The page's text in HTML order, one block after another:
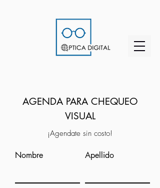
AGENDA PARA CHEQUEO
VISUAL
¡Agendate sin costo!
Nombre Apellido